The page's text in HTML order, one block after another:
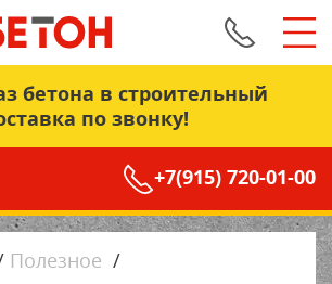
бетона в строительный
по звонку!
+7(915) 720-01-00
Полезное /